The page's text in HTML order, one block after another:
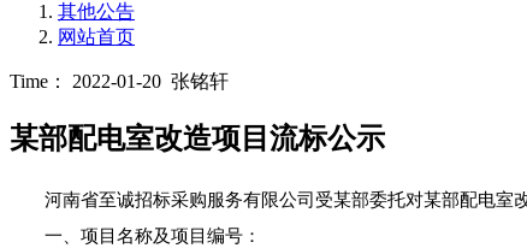
其他公告
网站首页
Time： 2022-01-20 张铭轩
某部配电室改造项目流标公示
河南省至诚招标采购服务有限公司受某部委托对某部配电室
一、项目名称及项目编号：